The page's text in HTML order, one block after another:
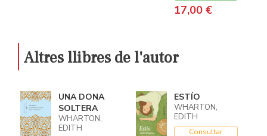
17,00 €
Altres llibres de l'autor
UNA DONA
SOLTERA
WHARTON,
EDITH
ESTÍO
WHARTON,
EDITH
Consultar